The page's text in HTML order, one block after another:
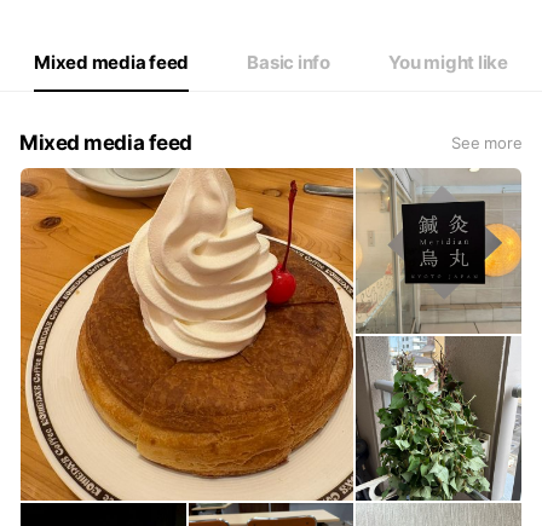
Mixed media feed Basic info You might like
Mixed media feed See more